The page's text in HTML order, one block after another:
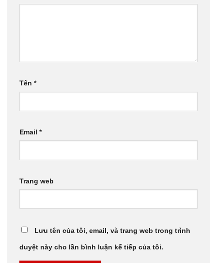
Tên *
Email *
Trang web
Lưu tên của tôi, email, và trang web trong trình
duyệt này cho lần bình luận kế tiếp của tôi.